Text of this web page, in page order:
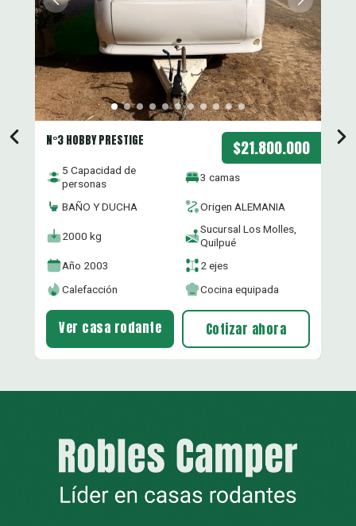
N°3 HOBBY PRESTIGE $21.800.000
5 Capacidad de
personas
3 camas
BAÑO Y DUCHA Origen ALEMANIA
2000 kg
Sucursal Los Molles,
Quilpué
Año 2003
2 ejes
Calefacción
Cocina equipada
Ver casa rodante Cotizar ahora